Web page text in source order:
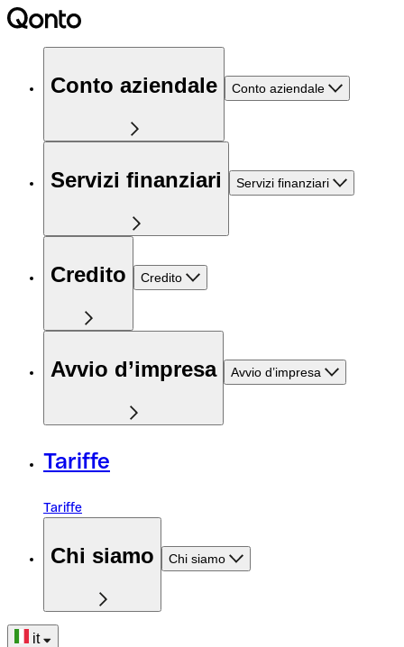
Conto aziendale Conto aziendale
Servizi finanziari Servizi finanziari
Credito Credito
Avvio d’impresa Avvio d’impresa
Tariffe
Tariffe
Chi siamo Chi siamo
it